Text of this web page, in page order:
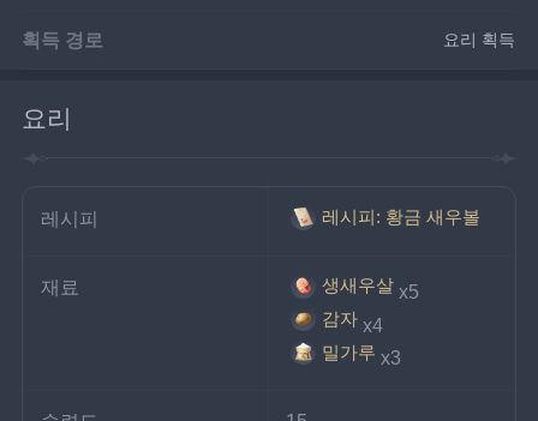
획득 경로 요리 획득
요리
레시피 레시피: 황금 새우볼
재료 생새우살 x5
감자 x4
밀가루 x3